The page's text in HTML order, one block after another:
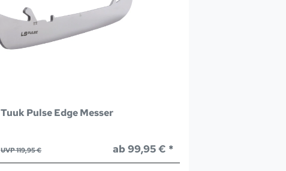
Tuuk Pulse Edge Messer
UVP 119,95 € ab 99,95 € *